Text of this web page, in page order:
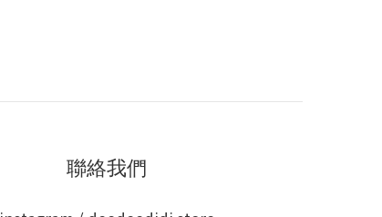
聯絡我們